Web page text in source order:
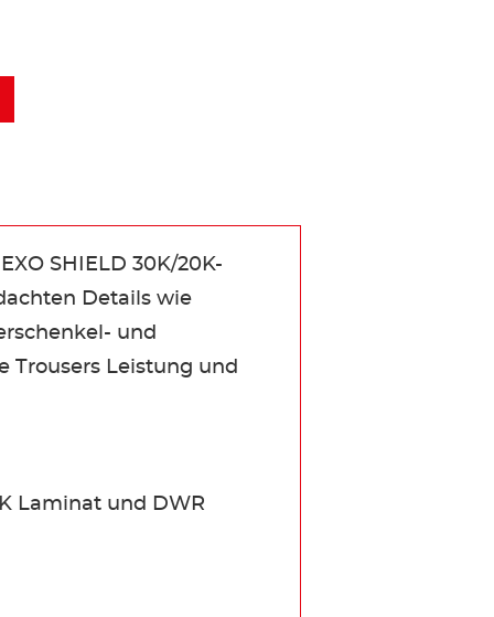
SHIELD 30K/20K-
Details wie
und
Trousers Leistung und
Laminat und DWR